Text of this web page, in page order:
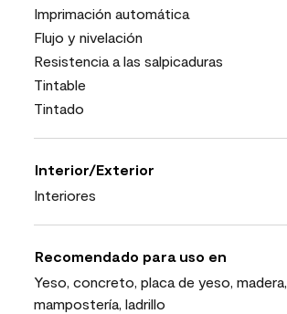
Imprimación automática
Flujo y nivelación
Resistencia a las salpicaduras
Tintable
Tintado
Interior/Exterior
Interiores
Recomendado para uso en
Yeso, concreto, placa de yeso, madera,
mampostería, ladrillo